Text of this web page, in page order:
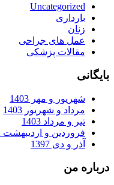
Uncategorized
بارداری
زنان
عمل های جراحی
مقالات پزشکی
بایگانی
شهریور و مهر 1403
مرداد و شهریور 1403
تیر و مرداد 1403
فروردین و اردیبهشت 1402
آذر و دی 1397
درباره من